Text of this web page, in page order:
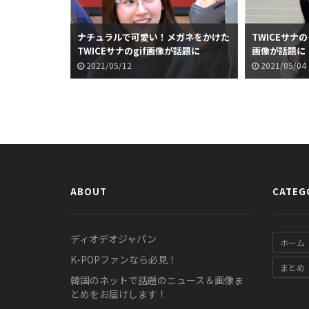
ナチュラルで可愛い！メガネをかけた
TWICEサナのgif画像が話題に
2021/05/12
TWICEサナ
画像が話題に
2021/05/04
ABOUT
ディオデオジャパン
K-POPファンなら必見！
韓国のネットで話題のニュース＆画像ま
とめをお届けします！
ホーム
まとめ